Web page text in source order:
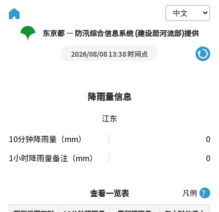
东京都 — 防汛综合信息系统 (建设局河流部)提供
2026/08/08 13:38 时间点
降雨量信息
江东
10分钟降雨量（mm）
0
1小时降雨量备注（mm）
0
凡例 ？
查看一览表